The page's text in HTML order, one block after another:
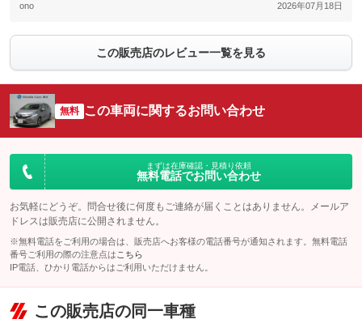
ono 2026年07月18日
この販売店のレビュー一覧を見る
無料 この車両に関するお問い合わせ
まずは在庫確認・見積り依頼
無料電話でお問い合わせ
お気軽にどうぞ。問合せ後に何度もご連絡が届くことはありません。メールア
ドレスは販売店に公開されません。
※無料電話をご利用の場合は、販売店へお客様の電話番号が通知されます。無料電話
番号ご利用の際の注意点は こちら
IP電話、ひかり電話からはご利用いただけません。
この販売店の同一車種